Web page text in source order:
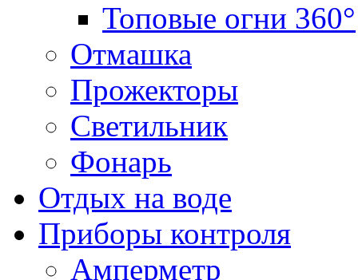
Топовые огни 360°
Отмашка
Прожекторы
Светильник
Фонарь
Отдых на воде
Приборы контроля
Амперметр